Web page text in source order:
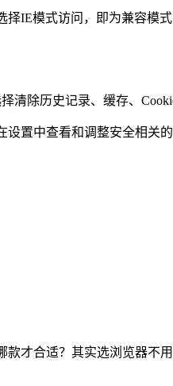
IE模式访问，即为兼容模
除历史记录、缓存、
中查看和调整安全相关的
才合适？其实选浏览器不